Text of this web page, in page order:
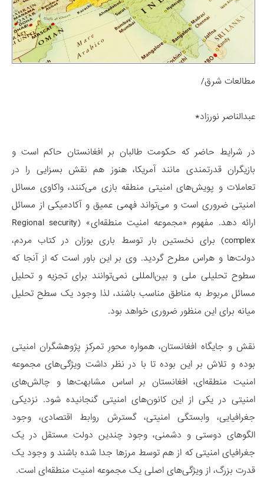
مطالعات شرق/
عبدالناصر نورزاد*
در شرایط حاضر که حکومت طالبان بر افغانستان حاکم است و
بازیگران قدرتمندی مانند آمریکا، هنوز هم نقش بسزایی را در
تعاملات و پویش‌های امنیتی منطقه بازی می‌کنند، واکاوی مسائل
امنیتی ضروری است و می‌تواند فهمی عمیق و آکادمیکی از مسائل
ارائه دهد. مفهوم «مجموعه امنیت منطقه‌ای» (Regional security
complex) برای نخستین بار توسط باری بوزان در کتاب مردم،
دولت‌ها و هراس مطرح گردید. وی بر این باور است که از آنجا که
سطوح تحلیلی ملی و بین­‌المللی نمی‌­توانند برای تجزیه و تحلیل
مسائل مربوط به مناطق مناسب باشند، لذا وجود یک سطح تحلیل
میانه برای این منظور ضروری خواهد بود.
نقش و جایگاه افغانستان، همواره محورِ تمرکزِ پژوهشگران امنیتی
بوده و تلاش بر این بوده تا با در نظر داشت ویژگی‌های مجموعه
امنیت منطقه‌ای، افغانستان بر اساس مشابهت‌ها و چالش‌های
امنیتی در یکی از این کانون‌های امنیتی گنجانیده شود. نزدیکی
جغرافیایی، وابستگی امنیتی، گسترش روابط اقتصادی، وجود
الگوهای دوستی و دشمنی، وجود چندین دولت مستقل در یک
جغرافیای امنیتی که از هم توسط مرزها جدا شده باشند و وجود یک
قدرت بزرگ، از ویژگی‌های اصلی یک مجموعه امنیت منطقه‌ای است.